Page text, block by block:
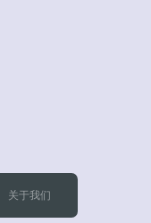
关于我们